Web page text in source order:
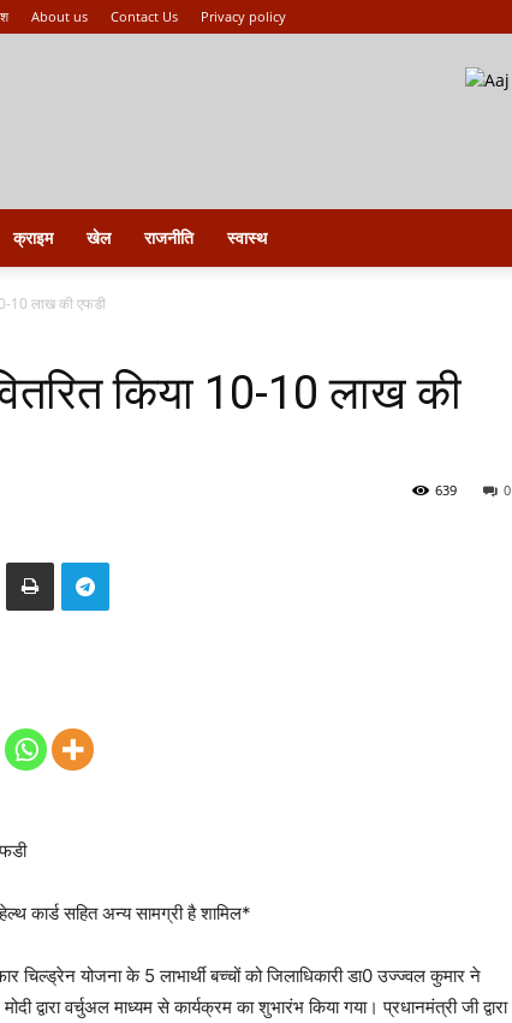
About us Contact Us Privacy policy
क्राइम खेल राजनीति स्वास्थ
10 लाख की एफडी
किया 10-10 लाख की
0
639
कार्ड सहित अन्य सामग्री है शामिल*
चिल्ड्रेन योजना के 5 लाभार्थी बच्चों को जिलाधिकारी डा0 उज्ज्वल कुमार ने
द्वारा वर्चुअल माध्यम से कार्यक्रम का शुभारंभ किया गया। प्रधानमंत्री जी द्वारा